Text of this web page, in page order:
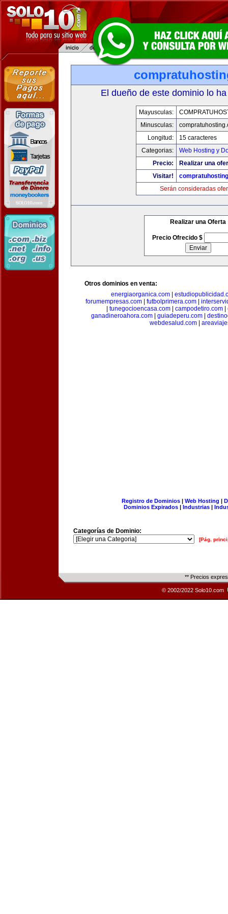
El dueño de este dominio lo
Mayusculas:
Minusculas:
Longitud:
15 caracteres
Categorias:
Web Hosting y
Precio:
Realizar una
Visitar!
Serán consideradas
Realizar una Oferta
Precio Ofrecido $
Otros dominios en venta:
energiaorganica.com|
forumempresas.com
futbolprimera.com
tunegocioencasa.com| campodetiro.com|
ganadineroahora.com
guiadeperu.com
webdesalud.com|
Registro de Dominios| Web Hosting |
Dominios Expirados | Industrias |
Categorías de Dominio:
[Pág.
** Precios
© 2002/2022 Solo10.com